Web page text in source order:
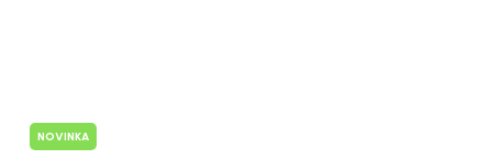
NOVINKA